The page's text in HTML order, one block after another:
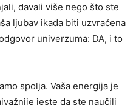
davali više nego što ste
ljubav ikada biti uzvraćena
univerzuma: DA, i to
spolja. Vaša energija je
jeste da ste naučili